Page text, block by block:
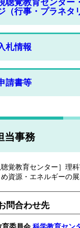
聴覚教育センター
（行事・プラネタ
札情報
請書等
当事務
覚教育センター］理
資源・エネルギーの
問合わせ先